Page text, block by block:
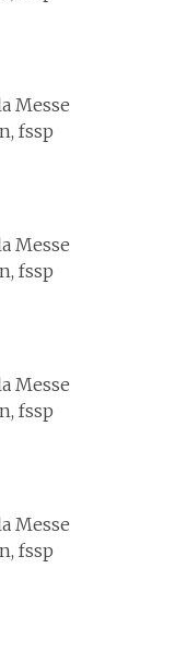
Messe
fssp
Messe
fssp
Messe
fssp
Messe
fssp